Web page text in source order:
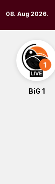
to
content
08. Aug 2026.
BiG 1